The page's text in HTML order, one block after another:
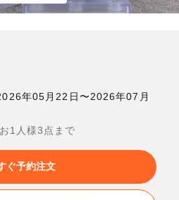
年05月22日〜2026年07月
1人様3点まで
ぐ予約注文